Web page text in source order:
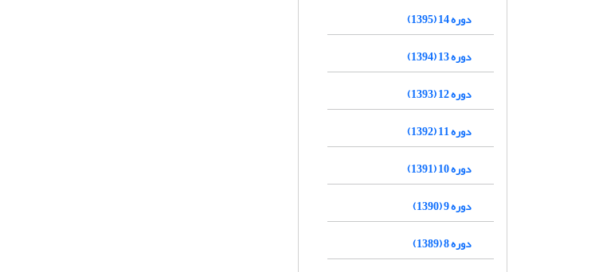
دوره 14 (1395)
دوره 13 (1394)
دوره 12 (1393)
دوره 11 (1392)
دوره 10 (1391)
دوره 9 (1390)
دوره 8 (1389)